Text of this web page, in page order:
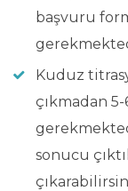
başvuru
Kuduz
çıkmadan
sonucu